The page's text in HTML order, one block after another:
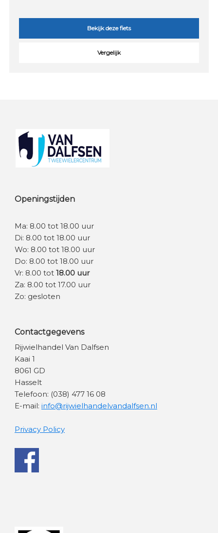
Bekijk deze fiets
Vergelijk
Footer
Openingstijden
Ma: 8.00 tot 18.00 uur
Di: 8.00 tot 18.00 uur
Wo: 8.00 tot 18.00 uur
Do: 8.00 tot 18.00 uur
Vr: 8.00 tot 18.00 uur
Za: 8.00 tot 17.00 uur
Zo: gesloten
Contactgegevens
Rijwielhandel Van Dalfsen
Kaai 1
8061 GD
Hasselt
Telefoon: (038) 477 16 08
E-mail: info@rijwielhandelvandalfsen.nl
Privacy Policy